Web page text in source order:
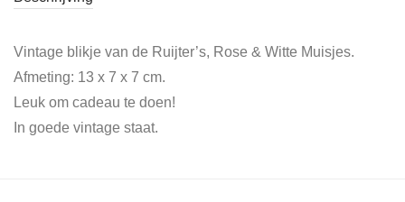
Vintage blikje van de Ruijter’s, Rose & Witte Muisjes.
Afmeting: 13 x 7 x 7 cm.
Leuk om cadeau te doen!
In goede vintage staat.